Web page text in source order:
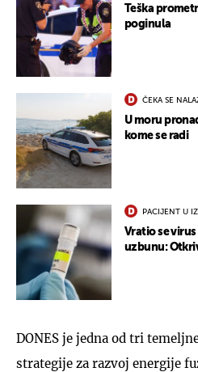
Teška
poginula
ČEKA SE
U moru
kome se radi
PACIJENT U
Vratio se
uzbunu:
DONES je jedna od tri
strategije za razvoj energije